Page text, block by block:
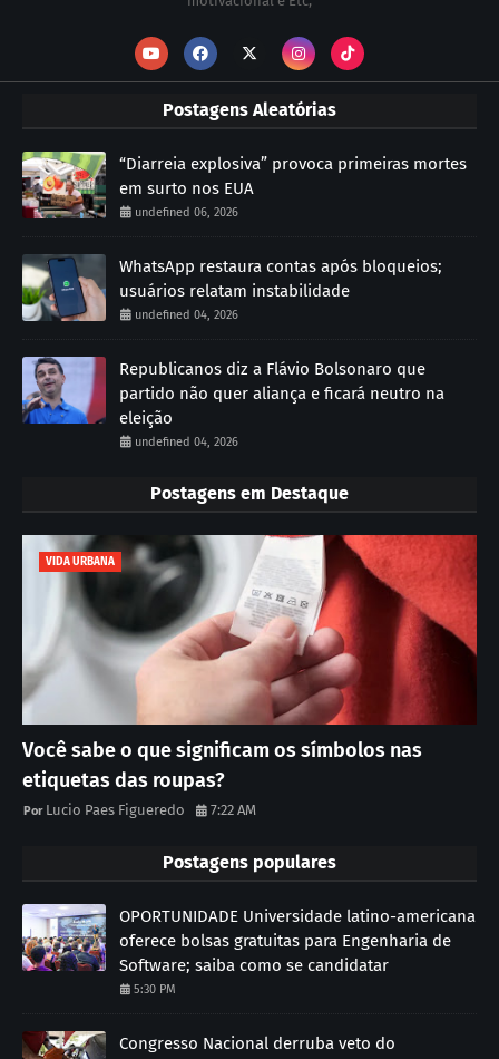
Postagens Aleatórias
“Diarreia explosiva” provoca primeiras mortes
em surto nos EUA
undefined 06, 2026
WhatsApp restaura contas após bloqueios;
usuários relatam instabilidade
undefined 04, 2026
Republicanos diz a Flávio Bolsonaro que
partido não quer aliança e ficará neutro na
eleição
undefined 04, 2026
Postagens em Destaque
VIDA URBANA
Você sabe o que significam os símbolos nas
etiquetas das roupas?
Lucio Paes Figueredo 7:22 AM
Postagens populares
OPORTUNIDADE Universidade latino-americana
oferece bolsas gratuitas para Engenharia de
Software; saiba como se candidatar
5:30 PM
Congresso Nacional derruba veto do